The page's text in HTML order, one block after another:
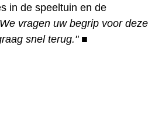
in de speeltuin en de
vragen uw begrip voor deze
snel terug." ■